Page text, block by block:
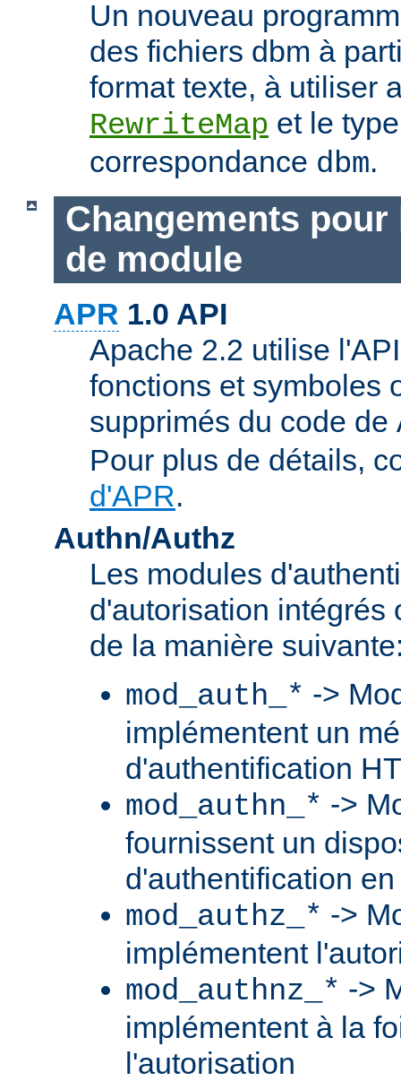
Un nouveau
des fichiers dbm à
format texte, à utiliser
RewriteMap et le
correspondance dbm.
Changements
de module
APR 1.0 API
Apache 2.2 utilise
fonctions et symboles
supprimés du code de
Pour plus de détails,
d'APR.
Authn/Authz
Les modules
d'autorisation intégrés
de la manière
mod_auth_* ->
implémentent un
d'authentification
mod_authn_* ->
fournissent un
d'authentification
mod_authz_* ->
implémentent
mod_authnz_* ->
implémentent à la
l'autorisation